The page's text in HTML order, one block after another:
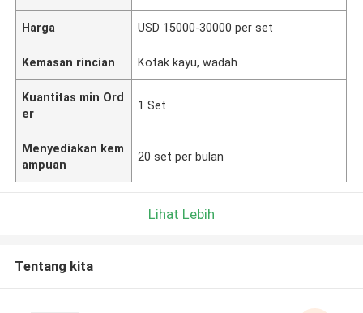
Harga USD 15000-30000 per set
Kemasan rincian Kotak kayu, wadah
Kuantitas min Ord
er
1 Set
Menyediakan kem
ampuan
20 set per bulan
Lihat Lebih
Tentang kita